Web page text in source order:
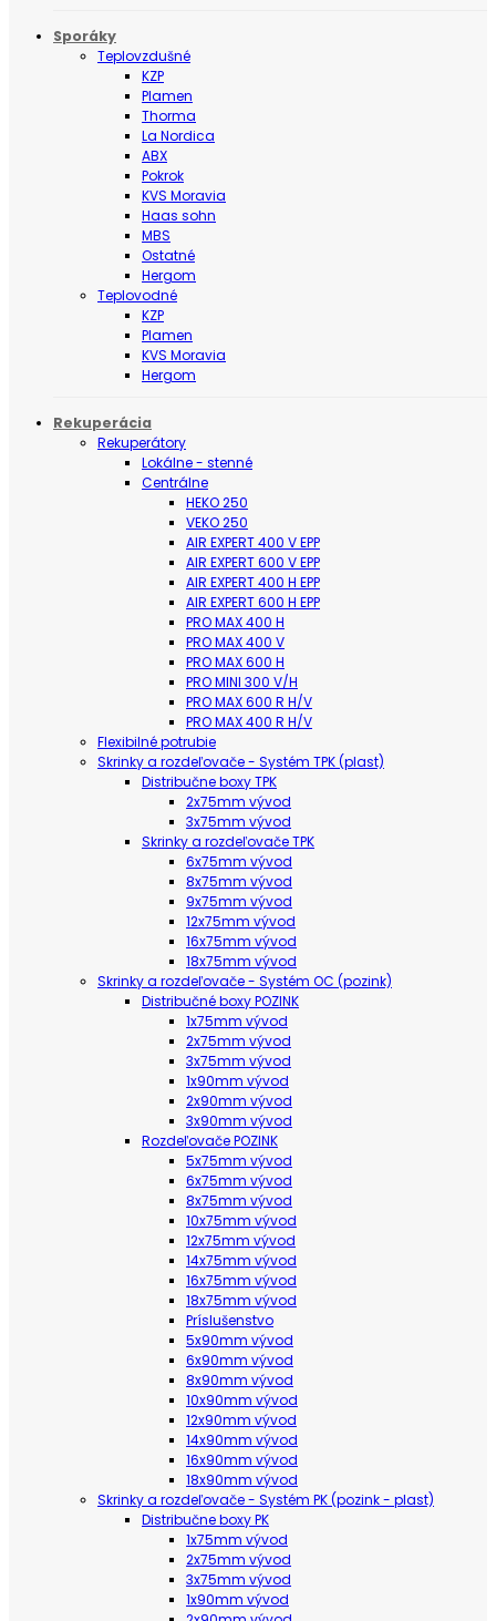
Sporáky
Teplovzdušné
KZP
Plamen
Thorma
La Nordica
ABX
Pokrok
KVS Moravia
Haas sohn
MBS
Ostatné
Hergom
Teplovodné
KZP
Plamen
KVS Moravia
Hergom
Rekuperácia
Rekuperátory
Lokálne - stenné
Centrálne
HEKO 250
VEKO 250
AIR EXPERT 400 V EPP
AIR EXPERT 600 V EPP
AIR EXPERT 400 H EPP
AIR EXPERT 600 H EPP
PRO MAX 400 H
PRO MAX 400 V
PRO MAX 600 H
PRO MINI 300 V/H
PRO MAX 600 R H/V
PRO MAX 400 R H/V
Flexibilné potrubie
Skrinky a rozdeľovače - Systém TPK (plast)
Distribučne boxy TPK
2x75mm vývod
3x75mm vývod
Skrinky a rozdeľovače TPK
6x75mm vývod
8x75mm vývod
9x75mm vývod
12x75mm vývod
16x75mm vývod
18x75mm vývod
Skrinky a rozdeľovače - Systém OC (pozink)
Distribučné boxy POZINK
1x75mm vývod
2x75mm vývod
3x75mm vývod
1x90mm vývod
2x90mm vývod
3x90mm vývod
Rozdeľovače POZINK
5x75mm vývod
6x75mm vývod
8x75mm vývod
10x75mm vývod
12x75mm vývod
14x75mm vývod
16x75mm vývod
18x75mm vývod
Príslušenstvo
5x90mm vývod
6x90mm vývod
8x90mm vývod
10x90mm vývod
12x90mm vývod
14x90mm vývod
16x90mm vývod
18x90mm vývod
Skrinky a rozdeľovače - Systém PK (pozink - plast)
Distribučne boxy PK
1x75mm vývod
2x75mm vývod
3x75mm vývod
1x90mm vývod